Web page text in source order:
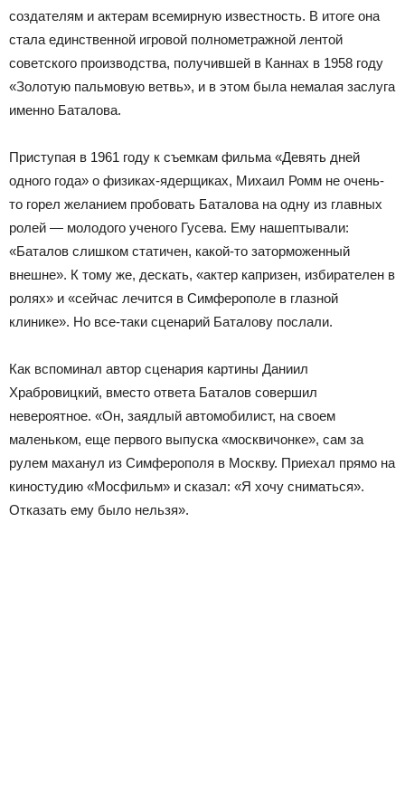
создателям и актерам всемирную известность. В итоге она
стала единственной игровой полнометражной лентой
советского производства, получившей в Каннах в 1958 году
«Золотую пальмовую ветвь», и в этом была немалая заслуга
именно Баталова.
Приступая в 1961 году к съемкам фильма «Девять дней
одного года» о физиках-ядерщиках, Михаил Ромм не очень-
то горел желанием пробовать Баталова на одну из главных
ролей — молодого ученого Гусева. Ему нашептывали:
«Баталов слишком статичен, какой-то заторможенный
внешне». К тому же, дескать, «актер капризен, избирателен в
ролях» и «сейчас лечится в Симферополе в глазной
клинике». Но все-таки сценарий Баталову послали.
Как вспоминал автор сценария картины Даниил
Храбровицкий, вместо ответа Баталов совершил
невероятное. «Он, заядлый автомобилист, на своем
маленьком, еще первого выпуска «москвичонке», сам за
рулем маханул из Симферополя в Москву. Приехал прямо на
киностудию «Мосфильм» и сказал: «Я хочу сниматься».
Отказать ему было нельзя».